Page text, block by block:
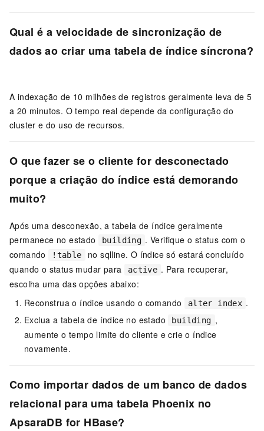
Qual é a velocidade de sincronização de
dados ao criar uma tabela de índice síncrona?
A indexação de 10 milhões de registros geralmente leva de 5
a 20 minutos. O tempo real depende da configuração do
cluster e do uso de recursos.
O que fazer se o cliente for desconectado
porque a criação do índice está demorando
muito?
Após uma desconexão, a tabela de índice geralmente
permanece no estado
building . Verifique o status com o
comando
!table
no sqlline. O índice só estará concluído
quando o status mudar para
active . Para recuperar,
escolha uma das opções abaixo:
Reconstrua o índice usando o comando
alter index .
Exclua a tabela de índice no estado
building ,
aumente o tempo limite do cliente e crie o índice
novamente.
Como importar dados de um banco de dados
relacional para uma tabela Phoenix no
ApsaraDB for HBase?